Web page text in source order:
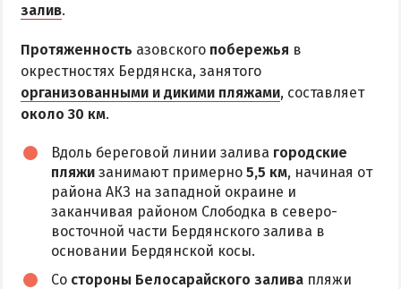
ПИТАНИЕ
РАЗВЛЕЧЕНИЯ
Аквапарк
Дельфинарий
Зоопарк
Виндсерфинг
Рыбалка
залив.
Протяженность азовского побережья в
окрестностях Бердянска, занятого
организованными и дикими пляжами, составляет
около 30 км.
Вдоль береговой линии залива городские
пляжи занимают примерно 5,5 км, начиная от
района АКЗ на западной окраине и
заканчивая районом Слободка в северо-
восточной части Бердянского залива в
основании Бердянской косы.
Со стороны Белосарайского залива пляжи